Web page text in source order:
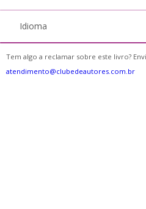
Idioma
Tem algo a reclamar sobre este livro?
atendimento@clubedeautores.com.br